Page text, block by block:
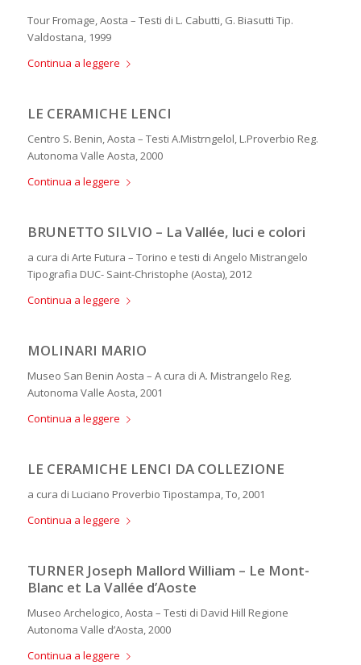
Tour Fromage, Aosta – Testi di L. Cabutti, G. Biasutti Tip.
Valdostana, 1999
Continua a leggere
LE CERAMICHE LENCI
Centro S. Benin, Aosta – Testi A.Mistrngelol, L.Proverbio Reg.
Autonoma Valle Aosta, 2000
Continua a leggere
BRUNETTO SILVIO – La Vallée, luci e colori
a cura di Arte Futura – Torino e testi di Angelo Mistrangelo
Tipografia DUC- Saint-Christophe (Aosta), 2012
Continua a leggere
MOLINARI MARIO
Museo San Benin Aosta – A cura di A. Mistrangelo Reg.
Autonoma Valle Aosta, 2001
Continua a leggere
LE CERAMICHE LENCI DA COLLEZIONE
a cura di Luciano Proverbio Tipostampa, To, 2001
Continua a leggere
TURNER Joseph Mallord William – Le Mont-
Blanc et La Vallée d’Aoste
Museo Archelogico, Aosta – Testi di David Hill Regione
Autonoma Valle d’Aosta, 2000
Continua a leggere